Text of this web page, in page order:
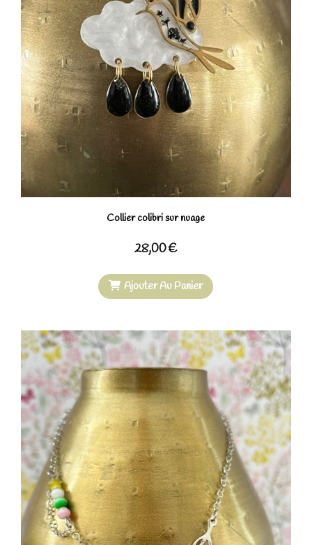
Collier colibri sur nuage
28,00€
Ajouter Au Panier